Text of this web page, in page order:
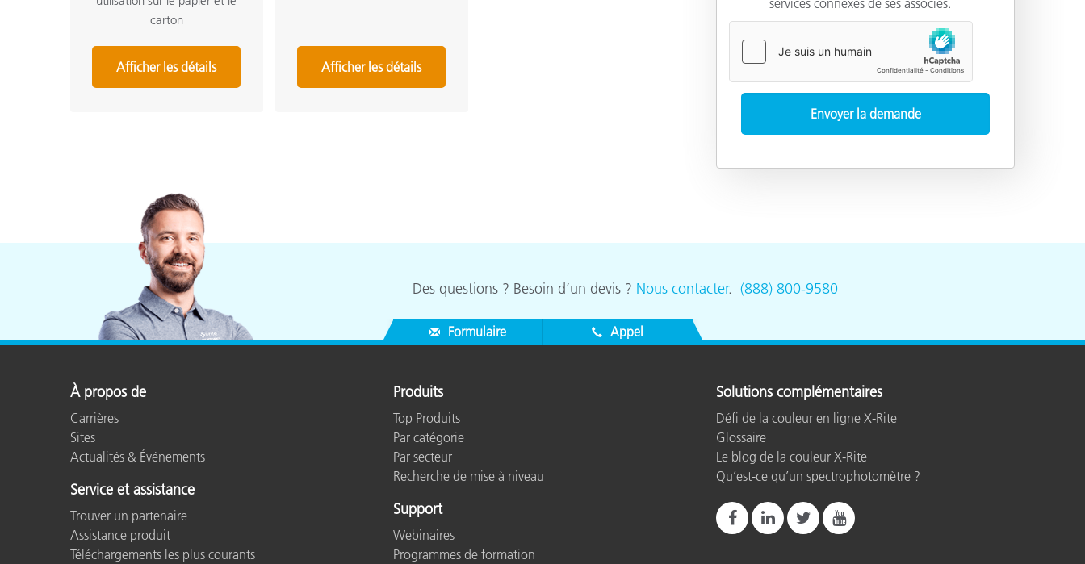
carton
Afficher les détails Afficher les détails
Des questions ? Besoin d’un devis ? Nous contacter. (888) 800-9580
Formulaire Appel
À propos de
Carrières
Sites
Actualités & Événements
Service et assistance
Trouver un partenaire
Assistance produit
Téléchargements les plus courants
Produits
Top Produits
Par catégorie
Par secteur
Recherche de mise à niveau
Support
Webinaires
Programmes de formation
Solutions complémentaires
Défi de la couleur en ligne X-Rite
Glossaire
Le blog de la couleur X-Rite
Qu’est-ce qu’un spectrophotomètre ?